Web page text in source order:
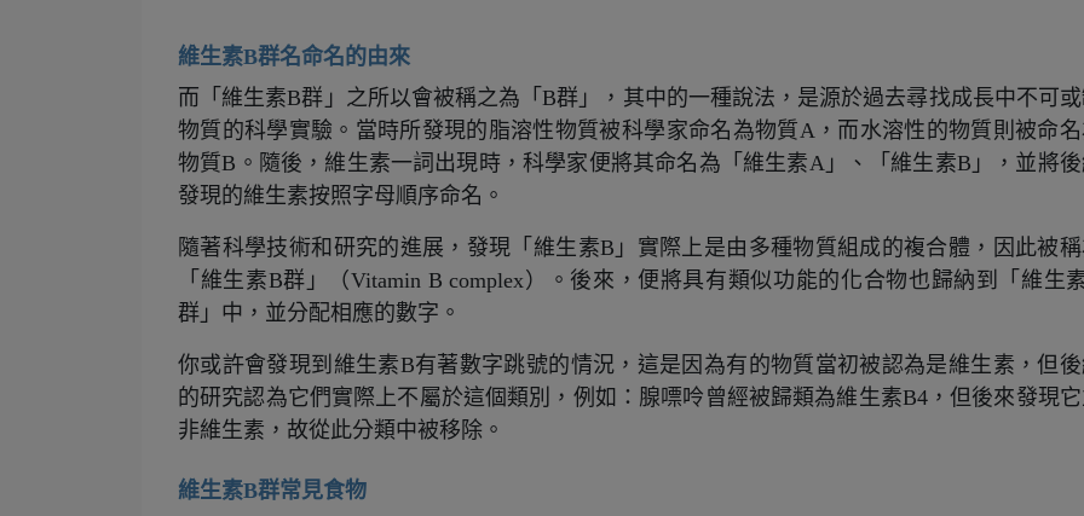
維生素B群名命名的由來
而「維生素B群」之所以會被稱之為「B群」，其中的一種說法，是源於過去尋找成長中不可
物質的科學實驗。當時所發現的脂溶性物質被科學家命名為物質A，而水溶性的物質則被命
物質B。隨後，維生素一詞出現時，科學家便將其命名為「維生素A」、「維生素B」，並將
發現的維生素按照字母順序命名。
隨著科學技術和研究的進展，發現「維生素B」實際上是由多種物質組成的複合體，因此被
「維生素B群」（Vitamin B complex）。後來，便將具有類似功能的化合物也歸納到「維生
群」中，並分配相應的數字。
你或許會發現到維生素B有著數字跳號的情況，這是因為有的物質當初被認為是維生素，但
的研究認為它們實際上不屬於這個類別，例如：腺嘌呤曾經被歸類為維生素B4，但後來發現
非維生素，故從此分類中被移除。
維生素B群常見食物